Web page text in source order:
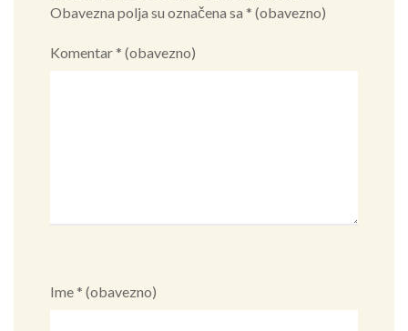
Obavezna polja su označena sa * (obavezno)
Komentar* (obavezno)
Ime* (obavezno)